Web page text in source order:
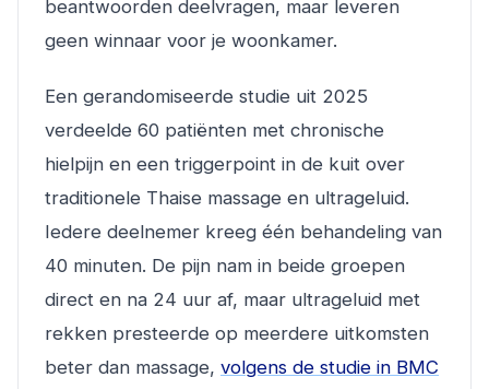
beantwoorden deelvragen, maar leveren
geen winnaar voor je woonkamer.
Een gerandomiseerde studie uit 2025
verdeelde 60 patiënten met chronische
hielpijn en een triggerpoint in de kuit over
traditionele Thaise massage en ultrageluid.
Iedere deelnemer kreeg één behandeling van
40 minuten. De pijn nam in beide groepen
direct en na 24 uur af, maar ultrageluid met
rekken presteerde op meerdere uitkomsten
beter dan massage, volgens de studie in BMC